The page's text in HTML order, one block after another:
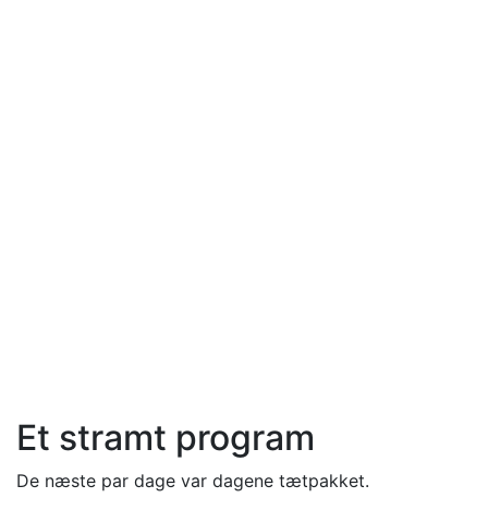
Et stramt program
De næste par dage var dagene tætpakket.